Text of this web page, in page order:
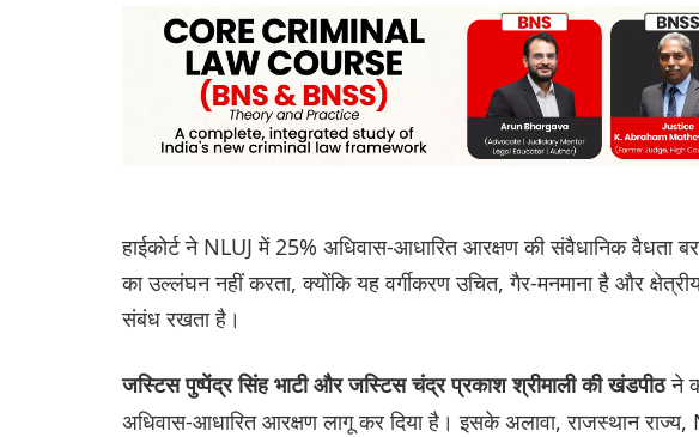
हाईकोर्ट ने NLUJ में 25% अधिवास-आधारित आरक्षण की संवैधानिक
का उल्लंघन नहीं करता, क्योंकि यह वर्गीकरण उचित, गैर-मनमाना है और
संबंध रखता है।
जस्टिस पुष्पेंद्र सिंह भाटी और जस्टिस चंद्र प्रकाश श्रीमाली की खंडपीठने
अधिवास-आधारित आरक्षण लागू कर दिया है। इसके अलावा, राजस्थान राज्य,